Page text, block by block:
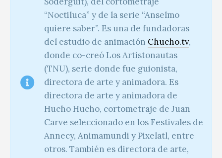
“Noctiluca” y de la serie “Anselmo
quiere saber”. Es una de fundadoras
del estudio de animación Chucho.tv,
donde co-creó Los Artistonautas
(TNU), serie donde fue guionista,
directora de arte y animadora. Es
directora de arte y animadora de
Hucho Hucho, cortometraje de Juan
Carve seleccionado en los Festivales de
Annecy, Animamundi y Pixelatl, entre
otros. También es directora de arte,